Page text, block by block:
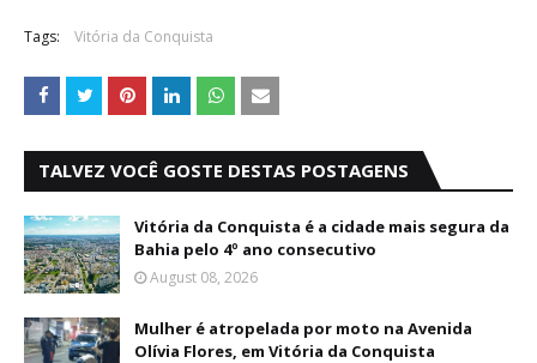
Tags: Vitória da Conquista
TALVEZ VOCÊ GOSTE DESTAS POSTAGENS
Vitória da Conquista é a cidade mais segura da
Bahia pelo 4º ano consecutivo
August 08, 2026
Mulher é atropelada por moto na Avenida
Olívia Flores, em Vitória da Conquista